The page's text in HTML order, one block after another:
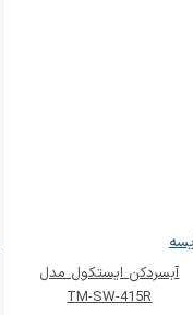
آبسردکن ايستکول مدل
TM-SW-415R